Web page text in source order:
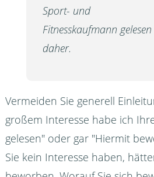
Sport- und
Fitnesskaufmann
daher.
Vermeiden Sie generell
großem Interesse habe ich
gelesen" oder gar "Hiermit
Sie kein Interesse haben,